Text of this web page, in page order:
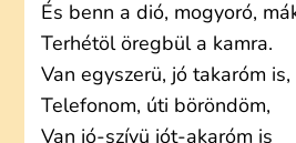
És benn a dió, mogyoró,
Terhétöl öregbül a kamra.
Van egyszerü, jó takaróm is,
Telefonom, úti böröndöm,
Van jó-szívü jót-akaróm is